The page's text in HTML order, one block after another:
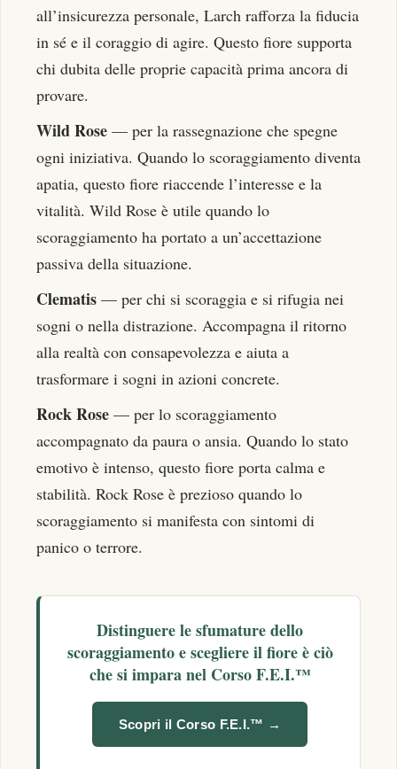
all’insicurezza personale, Larch rafforza la fiducia
in sé e il coraggio di agire. Questo fiore supporta
chi dubita delle proprie capacità prima ancora di
provare.
Wild Rose — per la rassegnazione che spegne
ogni iniziativa. Quando lo scoraggiamento diventa
apatia, questo fiore riaccende l’interesse e la
vitalità. Wild Rose è utile quando lo
scoraggiamento ha portato a un’accettazione
passiva della situazione.
Clematis — per chi si scoraggia e si rifugia nei
sogni o nella distrazione. Accompagna il ritorno
alla realtà con consapevolezza e aiuta a
trasformare i sogni in azioni concrete.
Rock Rose — per lo scoraggiamento
accompagnato da paura o ansia. Quando lo stato
emotivo è intenso, questo fiore porta calma e
stabilità. Rock Rose è prezioso quando lo
scoraggiamento si manifesta con sintomi di
panico o terrore.
Distinguere le sfumature dello
scoraggiamento e scegliere il fiore è ciò
che si impara nel Corso F.E.I.™
Scopri il Corso F.E.I.™ →